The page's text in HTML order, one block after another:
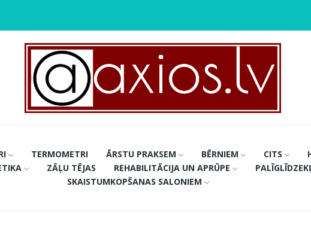
TERMOMETRI ĀRSTU PRAKSEM BĒRNIEM CITS
ZĀĻU TĒJAS REHABILITĀCIJA UN APRŪPE
SKAISTUMKOPŠANAS SALONIEM